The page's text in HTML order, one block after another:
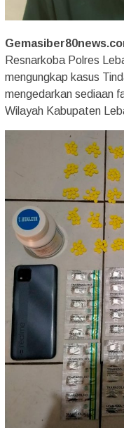
Resnarkoba Polres
mengungkap kasus
mengedarkan sediaan
Wilayah Kabupaten